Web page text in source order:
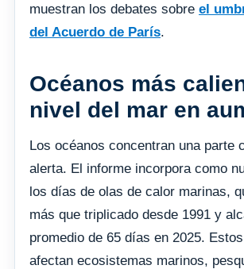
muestran los debates sobre el
del Acuerdo de París.
Océanos más
nivel del mar en
Los océanos concentran una parte
alerta. El informe incorpora como
los días de olas de calor marinas,
más que triplicado desde 1991 y
promedio de 65 días en 2025.
afectan ecosistemas marinos,